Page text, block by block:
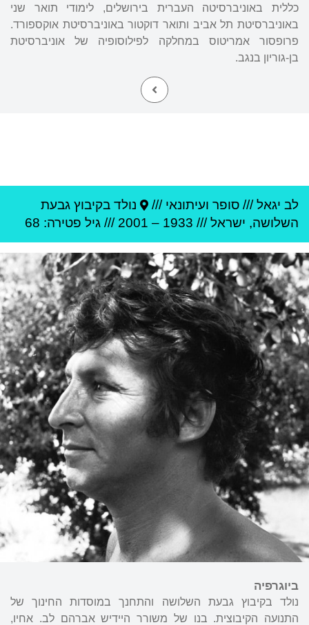
כללית באוניברסיטה העברית בירושלים, לימודי תואר שני
באוניברסיטת תל אביב ותואר דוקטור באוניברסיטת אוקספורד.
פרופסור אמריטוס במחלקה לפילוסופיה של אוניברסיטת
בן-גוריון בנגב.
לב יגאל/// סופר ועיתונאי /// נולד בקיבוץ גבעת
השלושה, ישראל///
1933
–
2001 /// גיל פטירה: 68
ביוגרפיה
נולד בקיבוץ גבעת השלושה והתחנך במוסדות החינוך של
התנועה הקיבוצית. בנו של משורר היידיש אברהם לב. אחיו,